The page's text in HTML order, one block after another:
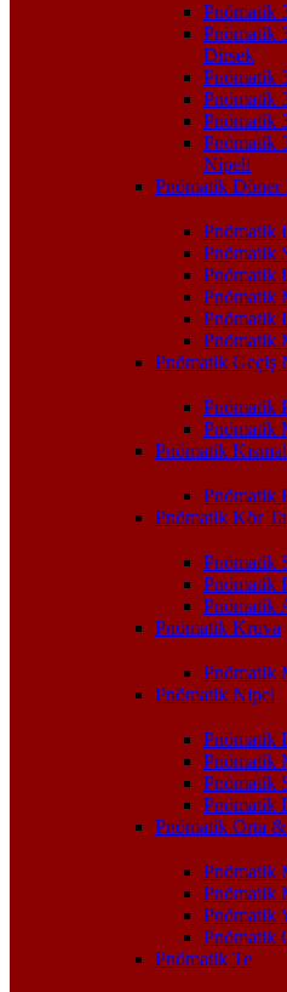
Pnömatik
Pnömatik
Dirsek
Pnömatik
Pnömatik
Pnömatik
Pnömatik
Nipeli
Pnömatik Döner
Pnömatik
Pnömatik
Pnömatik
Pnömatik
Pnömatik
Pnömatik
Pnömatik Geçiş
Pnömatik
Pnömatik
Pnömatik
Pnömatik
Pnömatik Kör
Pnömatik
Pnömatik
Pnömatik
Pnömatik Kruva
Pnömatik
Pnömatik Nipel
Pnömatik
Pnömatik
Pnömatik
Pnömatik
Pnömatik Orta
Pnömatik
Pnömatik
Pnömatik
Pnömatik
Pnömatik Te